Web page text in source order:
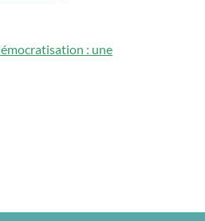
: une